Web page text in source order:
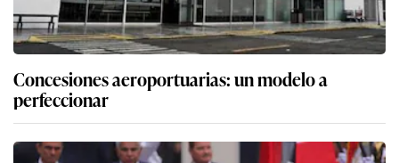
Concesiones aeroportuarias: un modelo a
perfeccionar